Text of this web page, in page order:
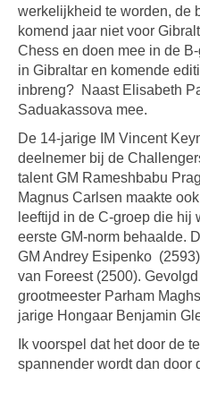
werkelijkheid te worden, de
komend jaar niet voor
Chess en doen mee in de
in Gibraltar en komende
inbreng? Naast Elisabeth
Saduakassova mee.
De 14-jarige IM Vincent
deelnemer bij de
talent GM Rameshbabu
Magnus Carlsen maakte
leeftijd in de C-groep die hij
eerste GM-norm behaalde.
GM Andrey Esipenko
van Foreest (2500).
grootmeester Parham
jarige Hongaar Benjamin
Ik voorspel dat het door de
spannender wordt dan door